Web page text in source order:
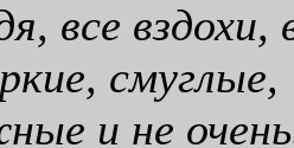
все
смуглые,
и не